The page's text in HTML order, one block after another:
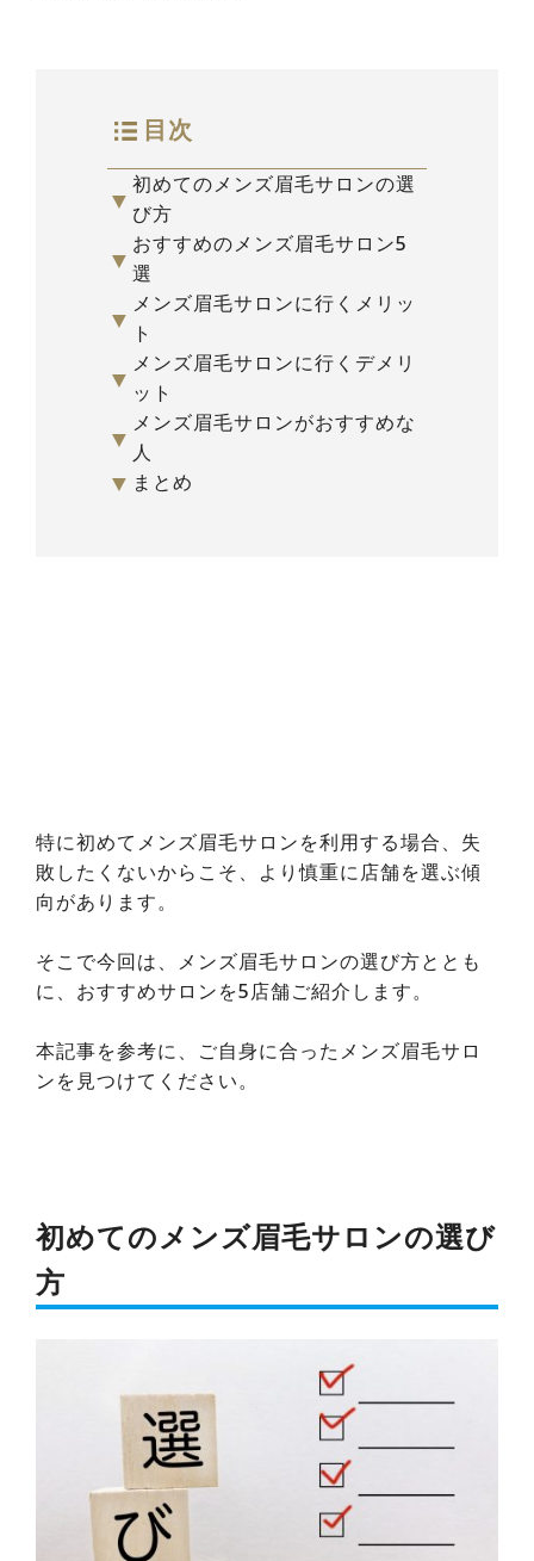
目次
▼
初めてのメンズ眉毛サロンの選
び方
▼
おすすめのメンズ眉毛サロン5
選
▼
メンズ眉毛サロンに行くメリッ
ト
▼
メンズ眉毛サロンに行くデメリ
ット
▼
メンズ眉毛サロンがおすすめな
人
▼ まとめ
特に初めてメンズ眉毛サロンを利用する場合、失
敗したくないからこそ、より慎重に店舗を選ぶ傾
向があります。
そこで今回は、メンズ眉毛サロンの選び方ととも
に、おすすめサロンを5店舗ご紹介します。
本記事を参考に、ご自身に合ったメンズ眉毛サロ
ンを見つけてください。
初めてのメンズ眉毛サロンの選び
方